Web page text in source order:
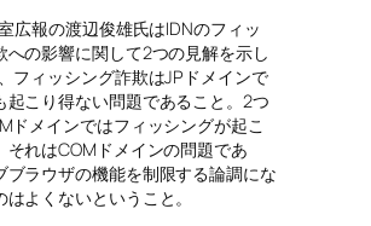
広報の渡辺俊雄氏はIDNのフィッ
への影響に関して2つの見解を示し
フィッシング詐欺はJPドメインで
起こり得ない問題であること。2つ
ドメインではフィッシングが起こ
それはCOMドメインの問題であ
ブラウザの機能を制限する論調にな
はよくないということ。